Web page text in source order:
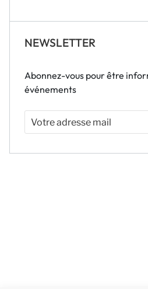
NEWSLETTER
Abonnez-vous pour être
événements
Votre
adresse